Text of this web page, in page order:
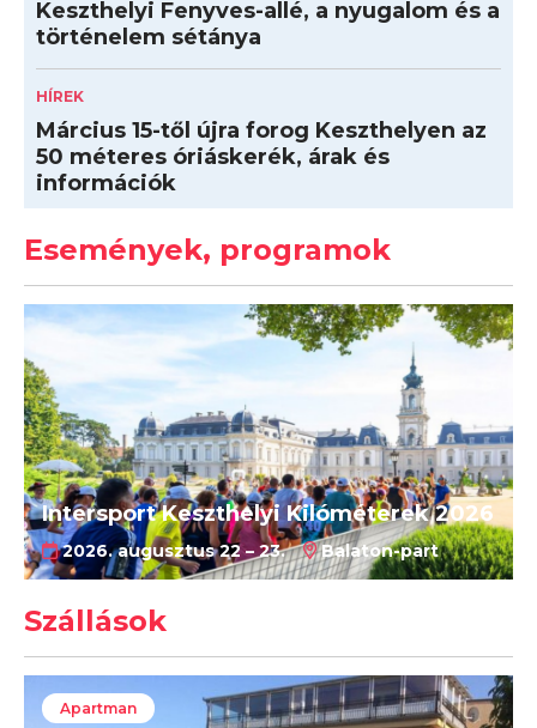
Keszthelyi Fenyves-allé, a nyugalom és a
történelem sétánya
HÍREK
Március 15-től újra forog Keszthelyen az
50 méteres óriáskerék, árak és
információk
Események, programok
Intersport Keszthelyi Kilóméterek 2026
2026. augusztus 22 – 23. Balaton-part
Szállások
Apartman